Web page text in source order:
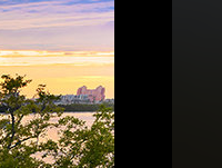
Bestandteile des Verstehens
für eine gefährliche Umwelt
bei Krankheiten und
und Ehrlichkeit